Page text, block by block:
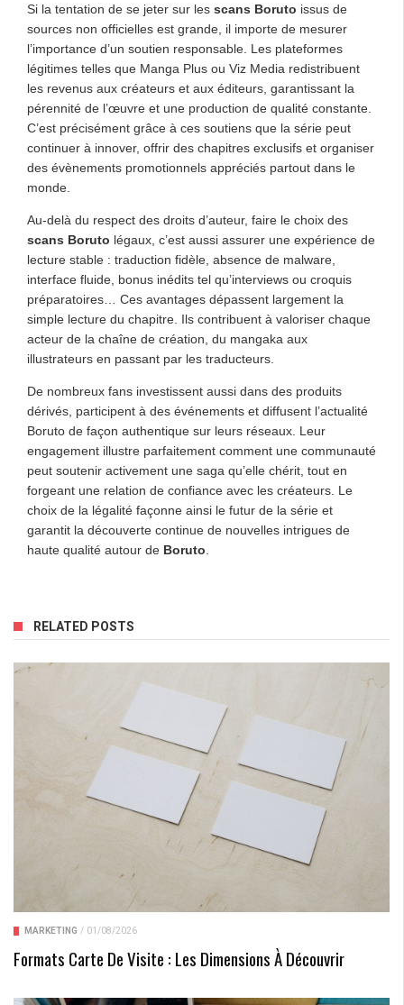
Si la tentation de se jeter sur les scans Boruto issus de
sources non officielles est grande, il importe de mesurer
l’importance d’un soutien responsable. Les plateformes
légitimes telles que Manga Plus ou Viz Media redistribuent
les revenus aux créateurs et aux éditeurs, garantissant la
pérennité de l’œuvre et une production de qualité constante.
C’est précisément grâce à ces soutiens que la série peut
continuer à innover, offrir des chapitres exclusifs et organiser
des évènements promotionnels appréciés partout dans le
monde.
Au-delà du respect des droits d’auteur, faire le choix des
scans Boruto légaux, c’est aussi assurer une expérience de
lecture stable : traduction fidèle, absence de malware,
interface fluide, bonus inédits tel qu’interviews ou croquis
préparatoires… Ces avantages dépassent largement la
simple lecture du chapitre. Ils contribuent à valoriser chaque
acteur de la chaîne de création, du mangaka aux
illustrateurs en passant par les traducteurs.
De nombreux fans investissent aussi dans des produits
dérivés, participent à des événements et diffusent l’actualité
Boruto de façon authentique sur leurs réseaux. Leur
engagement illustre parfaitement comment une communauté
peut soutenir activement une saga qu’elle chérit, tout en
forgeant une relation de confiance avec les créateurs. Le
choix de la légalité façonne ainsi le futur de la série et
garantit la découverte continue de nouvelles intrigues de
haute qualité autour de Boruto
RELATED POSTS
MARKETING / 01/08/2026
Formats Carte De Visite : Les Dimensions À Découvrir